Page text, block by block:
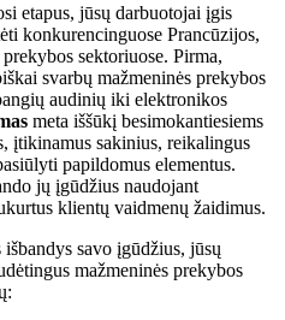
etapus, jūsų darbuotojai įgis
konkurencinguose Prancūzijos,
sektoriuose. Pirma,
svarbų mažmeninės prekybos
audinių iki elektronikos
meta iššūkį besimokantiesiems
įtikinamus sakinius, reikalingus
papildomus elementus.
jų įgūdžius naudojant
klientų vaidmenų žaidimus.
savo įgūdžius, jūsų
mažmeninės prekybos